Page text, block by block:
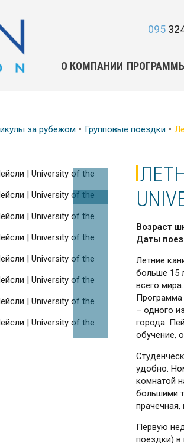
095
О КОМПАНИИ
за рубежом Групповые поездки
Возраст
Даты
Летние
больше 15
всего мира.
Программа
– одного
города.
обучение,
удобно.
комнатой
большими
Первую
поездки) в